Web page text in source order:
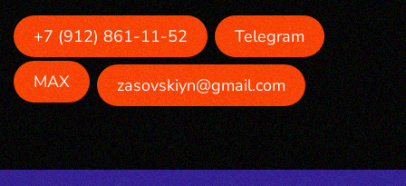
+7 (912) 861-11-52 Telegram
MAX zasovskiyn@gmail.com